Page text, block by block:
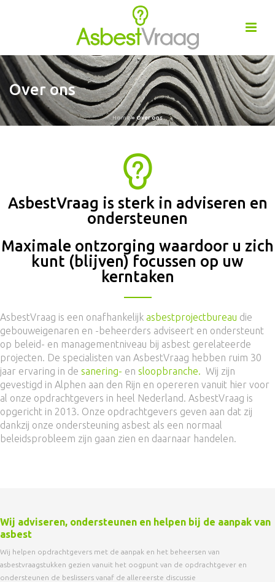
Over ons
Home» Over ons
AsbestVraag is sterk in adviseren en
ondersteunen
Maximale ontzorging waardoor u zich
kunt (blijven) focussen op uw
kerntaken
AsbestVraag is een onafhankelijk asbestprojectbureau die
gebouweigenaren en -beheerders adviseert en ondersteunt
op beleid- en managementniveau bij asbest gerelateerde
projecten. De specialisten van AsbestVraag hebben ruim 30
jaar ervaring in de sanering- en sloopbranche.
Wij zijn
gevestigd in Alphen aan den Rijn en opereren vanuit hier voor
al onze opdrachtgevers in heel Nederland. AsbestVraag is
opgericht in 2013. Onze opdrachtgevers geven aan dat zij
dankzij onze ondersteuning asbest als een normaal
beleidsprobleem zijn gaan zien en daarnaar handelen.
Wij adviseren, ondersteunen en helpen bij de aanpak van
asbest
Wij helpen opdrachtgevers met de aanpak en het beheersen van
asbestvraagstukken gezien vanuit het oogpunt van de opdrachtgever en
ondersteunen de beslissers vanaf de allereerste discussie